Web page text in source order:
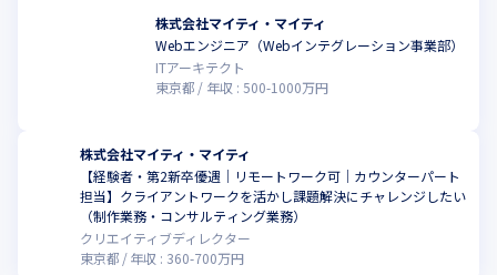
ィ・マイティには専任エンジニアが社員として在籍している強み
を活かし、CMS導入からトータルにサポート。迅速かつ低コスト
でのサービス提供のほか、内製化のニーズにも的確にお応えしま
◼︎ブランド力を最大限に
新規プロジェクト立ち上げに向けた膨大なタスクの整理や社内調
整、プロジェクトのロードマップ作成といったコンサルテーショ
ンから、現状のサイトの分析、SEOソリューションの提案など、
特に上流工程におけるサポートを展開。「何から手を付けたら」
とお悩みの際にも、力強いサポートを提供します。
株式会社マイティ・マイティ
Webエンジニア（Webインテグレーション事業部）
ITアーキテクト
東京都
年収 : 500-1000万円
株式会社マイティ・マイティ
【経験者・第2新卒優遇｜リモートワーク可｜カウンターパート
担当】クライアントワークを活かし課題解決にチャレンジしたい
（制作業務・コンサルティング業務）
クリエイティブディレクター
東京都
年収 : 360-700万円